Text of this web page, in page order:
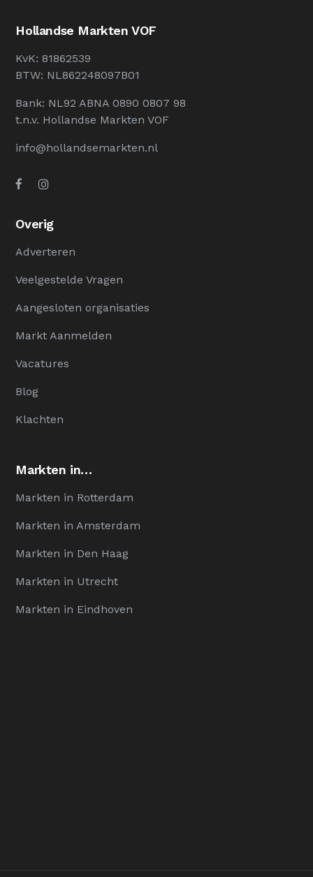
Hollandse Markten VOF
KvK: 81862539
BTW: NL862248097B01
Bank: NL92 ABNA 0890 0807 98
t.n.v. Hollandse Markten VOF
info@hollandsemarkten.nl
Overig
Adverteren
Veelgestelde Vragen
Aangesloten organisaties
Markt Aanmelden
Vacatures
Blog
Klachten
Markten in…
Markten in Rotterdam
Markten in Amsterdam
Markten in Den Haag
Markten in Utrecht
Markten in Eindhoven